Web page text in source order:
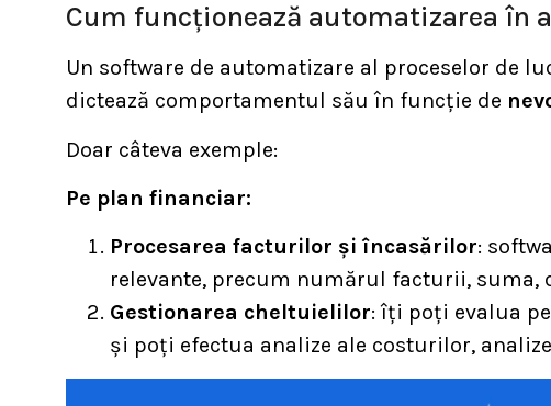
Cum funcționează automatizarea în
Un software de automatizare al proceselor de
dictează comportamentul său în funcție de
Doar câteva exemple:
Pe plan financiar:
Procesarea facturilor și încasărilor:
relevante, precum numărul facturii, suma,
Gestionarea cheltuielilor: îți poți evalua
și poți efectua analize ale costurilor,